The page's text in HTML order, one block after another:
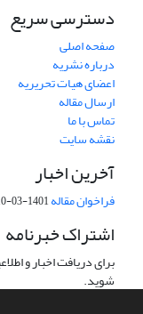
دسترسی سریع
صفحه اصلی
درباره نشریه
اعضای هیات تحریریه
ارسال مقاله
تماس با ما
نقشه سایت
آخرین اخبار
فراخوان مقاله1401-03-10
اشتراک خبرنامه
برای دریافت اخبار و
شوید.